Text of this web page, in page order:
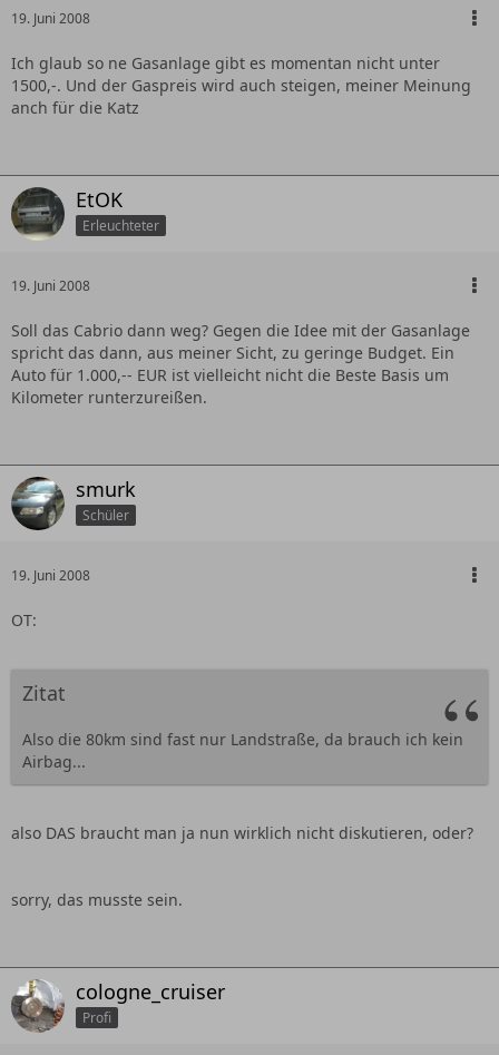
19. Juni 2008
Ich glaub so ne Gasanlage gibt es momentan nicht unter
1500,-. Und der Gaspreis wird auch steigen, meiner Meinung
anch für die Katz
EtOK
Erleuchteter
19. Juni 2008
Soll das Cabrio dann weg? Gegen die Idee mit der Gasanlage
spricht das dann, aus meiner Sicht, zu geringe Budget. Ein
Auto für 1.000,-- EUR ist vielleicht nicht die Beste Basis um
Kilometer runterzureißen.
smurk
Schüler
19. Juni 2008
OT:
Zitat
Also die 80km sind fast nur Landstraße, da brauch ich kein
Airbag...
also DAS braucht man ja nun wirklich nicht diskutieren, oder?
sorry, das musste sein.
cologne_cruiser
Profi